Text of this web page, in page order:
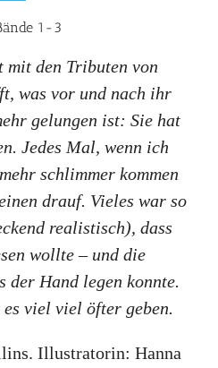
1-3
mit den Tributen von
was vor und nach ihr
gelungen ist: Sie hat
Jedes Mal, wenn ich
schlimmer kommen
drauf. Vieles war so
realistisch), dass
wollte – und die
der Hand legen konnte.
viel viel öfter geben.
Illustratorin: Hanna